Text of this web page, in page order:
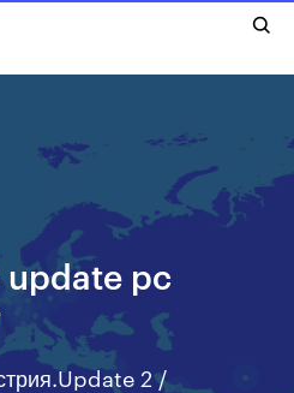
update pc
2 /